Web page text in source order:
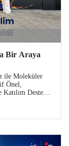
Bir Araya
ile Moleküler
Önel,
Desteği